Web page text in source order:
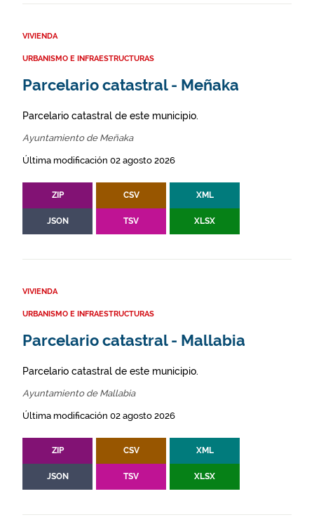
VIVIENDA
URBANISMO E INFRAESTRUCTURAS
Parcelario catastral - Meñaka
Parcelario catastral de este municipio.
Ayuntamiento de Meñaka
Última modificación 02 agosto 2026
ZIP CSV XML
JSON TSV XLSX
VIVIENDA
URBANISMO E INFRAESTRUCTURAS
Parcelario catastral - Mallabia
Parcelario catastral de este municipio.
Ayuntamiento de Mallabia
Última modificación 02 agosto 2026
ZIP CSV XML
JSON TSV XLSX